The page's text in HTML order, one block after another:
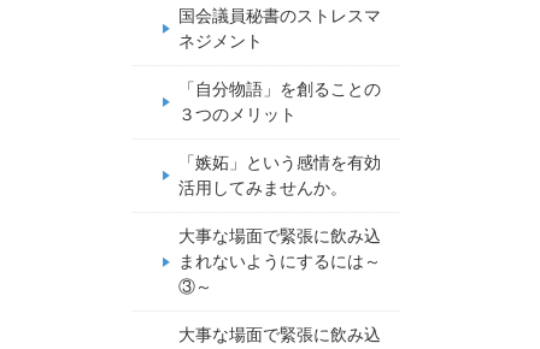
国会議員秘書のストレスマ
ネジメント
「自分物語」を創ることの
３つのメリット
「嫉妬」という感情を有効
活用してみませんか。
大事な場面で緊張に飲み込
まれないようにするには～
③～
大事な場面で緊張に飲み込